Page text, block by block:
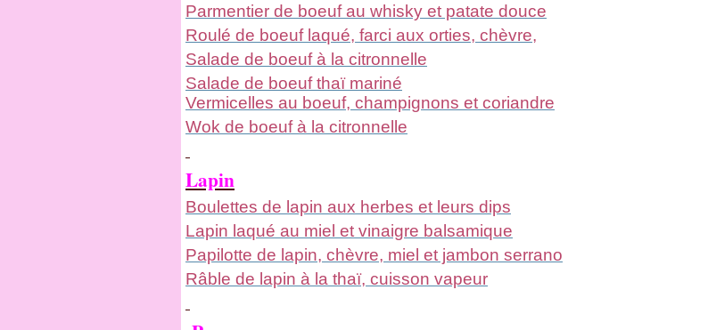
Parmentier de boeuf au whisky et patate douce
Roulé de boeuf laqué, farci aux orties, chèvre,
Salade de boeuf à la citronnelle
Salade de boeuf thaï mariné
Vermicelles au boeuf, champignons et coriandre
Wok de boeuf à la citronnelle
Lapin
Boulettes de lapin aux herbes et leurs dips
Lapin laqué au miel et vinaigre balsamique
Papilotte de lapin, chèvre, miel et jambon serrano
Râble de lapin à la thaï, cuisson vapeur